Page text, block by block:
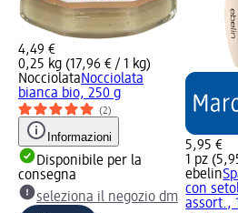
4,49 €
0,25 kg (17,96 € / 1 kg)
NocciolataNocciolata
bianca bio, 250 g
(2)
Informazioni
Disponibile per la
consegna
seleziona il negozio dm
5,95 €
1 pz
ebelin
con
assort.,